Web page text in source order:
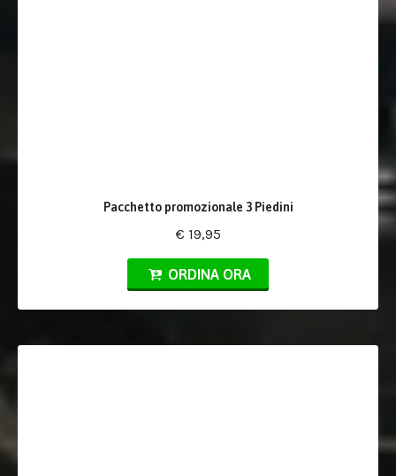
Pacchetto promozionale 3 Piedini
€ 19,95
ORDINA ORA